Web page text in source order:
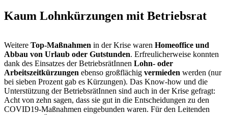
Kaum Lohnkürzungen mit Betriebsrat
Weitere Top-Maßnahmen in der Krise waren Homeoffice und
Abbau von Urlaub oder Gutstunden. Erfreulicherweise konnten
dank des Einsatzes der BetriebsrätInnen Lohn- oder
Arbeitszeitkürzungen ebenso großflächig vermieden werden (nur
bei sieben Prozent gab es Kürzungen). Das Know-how und die
Unterstützung der BetriebsrätInnen sind auch in der Krise gefragt:
Acht von zehn sagen, dass sie gut in die Entscheidungen zu den
COVID19-Maßnahmen eingebunden waren. Für den Leitenden